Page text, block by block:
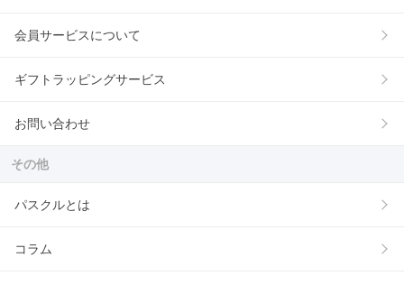
会員サービスについて
ギフトラッピングサービス
お問い合わせ
その他
パスクルとは
コラム